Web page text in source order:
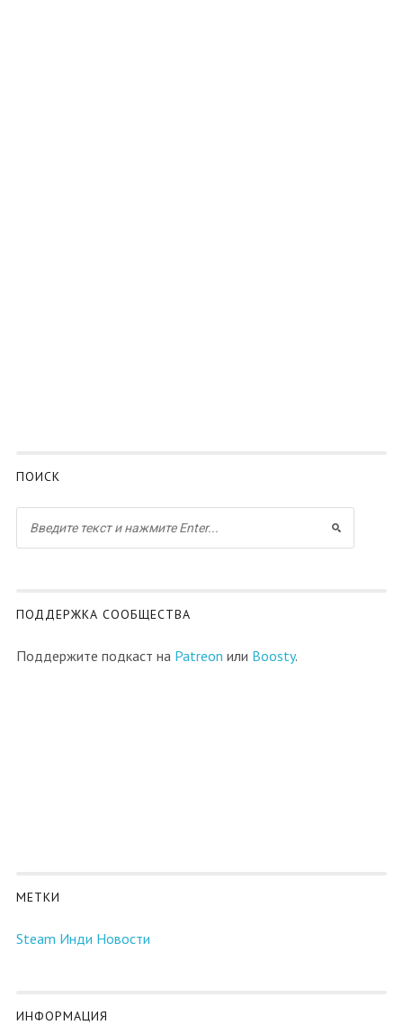
ПОИСК
ПОДДЕРЖКА СООБЩЕСТВА
Поддержите подкаст на Patreon или Boosty.
МЕТКИ
Steam Инди Новости
ИНФОРМАЦИЯ